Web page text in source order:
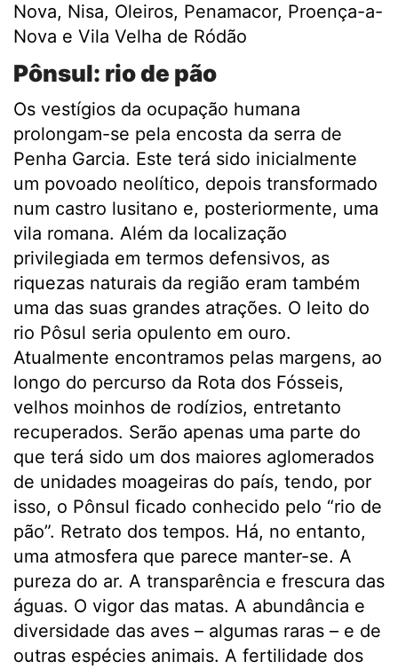
Nova, Nisa, Oleiros, Penamacor, Proença-a-
Nova e Vila Velha de Ródão
Pônsul: rio de pão
Os vestígios da ocupação humana
prolongam-se pela encosta da serra de
Penha Garcia. Este terá sido inicialmente
um povoado neolítico, depois transformado
num castro lusitano e, posteriormente, uma
vila romana. Além da localização
privilegiada em termos defensivos, as
riquezas naturais da região eram também
uma das suas grandes atrações. O leito do
rio Pôsul seria opulento em ouro.
Atualmente encontramos pelas margens, ao
longo do percurso da Rota dos Fósseis,
velhos moinhos de rodízios, entretanto
recuperados. Serão apenas uma parte do
que terá sido um dos maiores aglomerados
de unidades moageiras do país, tendo, por
isso, o Pônsul ficado conhecido pelo “rio de
pão”. Retrato dos tempos. Há, no entanto,
uma atmosfera que parece manter-se. A
pureza do ar. A transparência e frescura das
águas. O vigor das matas. A abundância e
diversidade das aves – algumas raras – e de
outras espécies animais. A fertilidade dos